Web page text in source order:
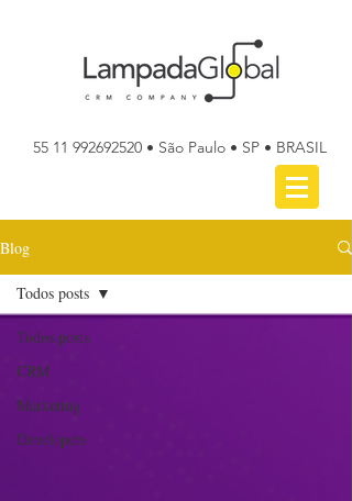
55 11 992692520 • São Paulo • SP • BRASIL
Blog
Todos posts
CRM
Marketing
Developers
Todos posts